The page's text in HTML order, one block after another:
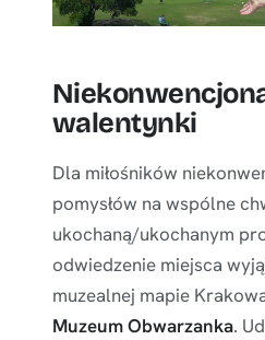
walentynki
Dla miłośników
pomysłów na wspólne
ukochaną/ukochanym
odwiedzenie miejsca
muzealnej mapie
Muzeum Obwarzanka.